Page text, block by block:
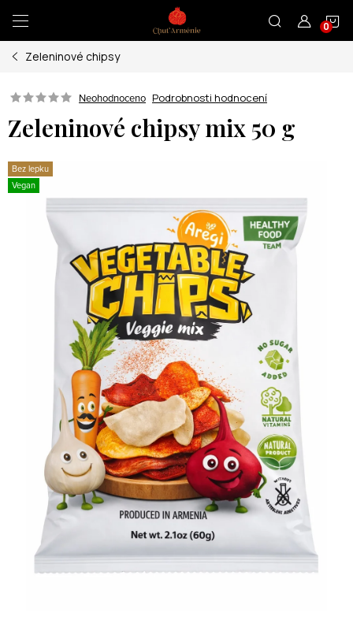
obsah
Zeleninové chipsy
Neohodnoceno Podrobnosti hodnocení
Zeleninové chipsy mix 50 g
Bez lepku
Vegan